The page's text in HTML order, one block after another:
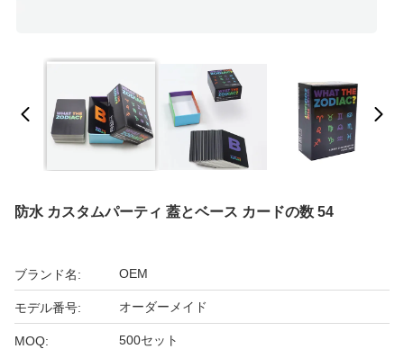
防水 カスタムパーティ 蓋とベース カードの数 54
ブランド名: OEM
モデル番号: オーダーメイド
MOQ: 500セット